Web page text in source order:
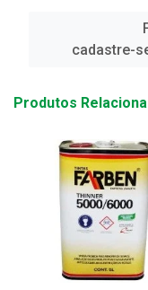
cadastre-
Produtos